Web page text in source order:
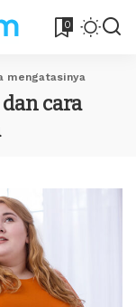
0
mengatasinya
cara